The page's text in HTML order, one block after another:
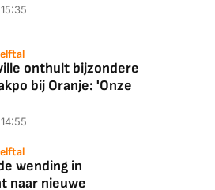
onthult bijzondere
bij Oranje: 'Onze
wending in
naar nieuwe